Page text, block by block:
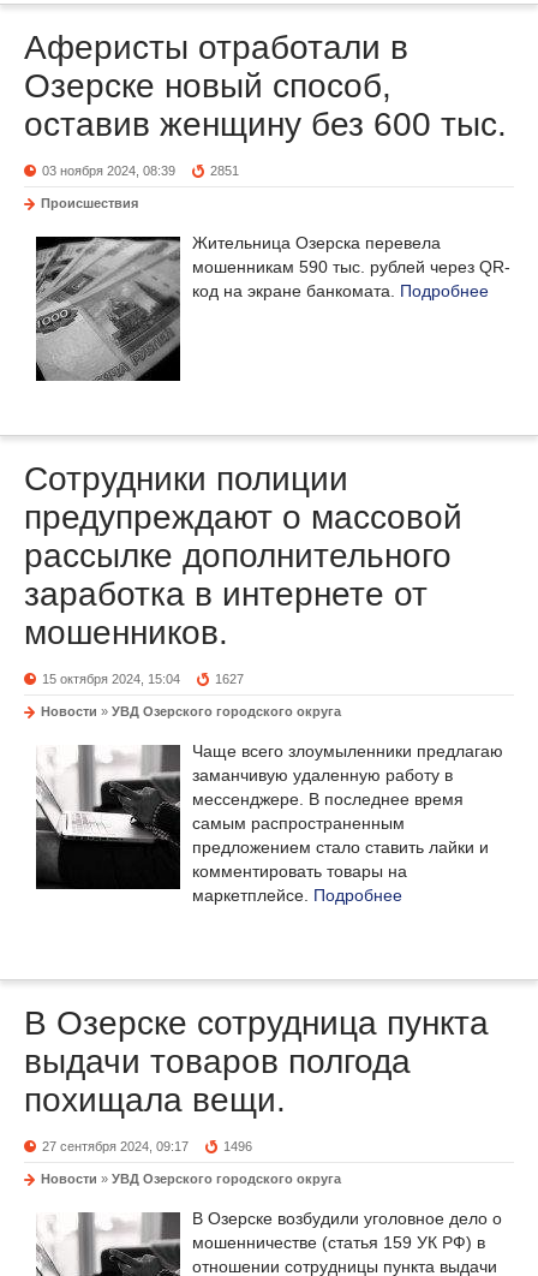
Аферисты отработали в
Озерске новый способ,
оставив женщину без 600 тыс.
03 ноября 2024, 08:39 2851
Происшествия
Жительница Озерска перевела
мошенникам 590 тыс. рублей через QR-
код на экране банкомата. Подробнее
Сотрудники полиции
предупреждают о массовой
рассылке дополнительного
заработка в интернете от
мошенников.
15 октября 2024, 15:04 1627
Новости » УВД Озерского городского округа
Чаще всего злоумыленники предлагаю
заманчивую удаленную работу в
мессенджере. В последнее время
самым распространенным
предложением стало ставить лайки и
комментировать товары на
маркетплейсе. Подробнее
В Озерске сотрудница пункта
выдачи товаров полгода
похищала вещи.
27 сентября 2024, 09:17 1496
Новости » УВД Озерского городского округа
В Озерске возбудили уголовное дело о
мошенничестве (статья 159 УК РФ) в
отношении сотрудницы пункта выдачи